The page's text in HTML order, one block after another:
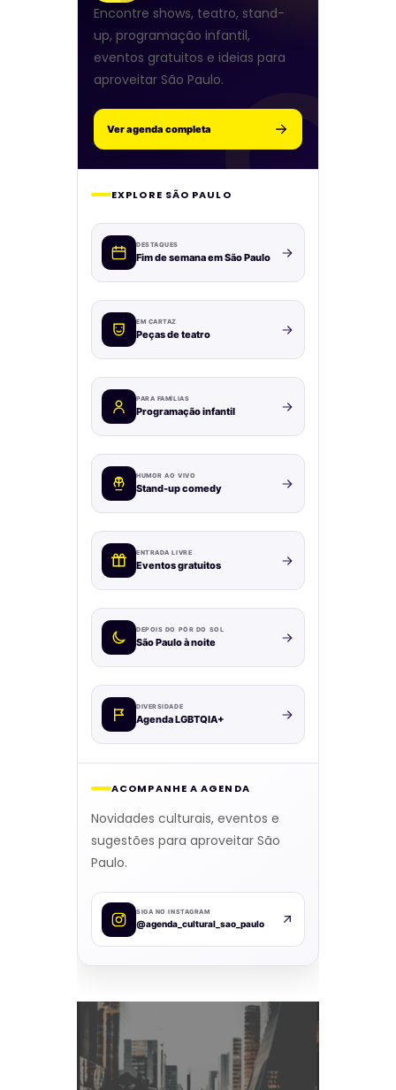
Encontre shows, teatro, stand-
up, programação infantil,
eventos gratuitos e ideias para
aproveitar São Paulo.
Ver agenda completa
EXPLORE SÃO PAULO
DESTAQUES
Fim de semana em São Paulo
EM CARTAZ
Peças de teatro
PARA FAMÍLIAS
Programação infantil
HUMOR AO VIVO
Stand-up comedy
ENTRADA LIVRE
Eventos gratuitos
DEPOIS DO PÔR DO SOL
São Paulo à noite
DIVERSIDADE
Agenda LGBTQIA+
ACOMPANHE A AGENDA
Novidades culturais, eventos e
sugestões para aproveitar São
Paulo.
SIGA NO INSTAGRAM
@agenda_cultural_sao_paulo